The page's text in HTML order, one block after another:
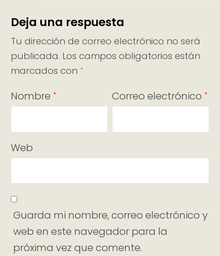
Deja una respuesta
Tu dirección de correo electrónico no será
publicada. Los campos obligatorios están
marcados con *
Nombre * Correo electrónico *
Web
Guarda mi nombre, correo electrónico y
web en este navegador para la
próxima vez que comente.